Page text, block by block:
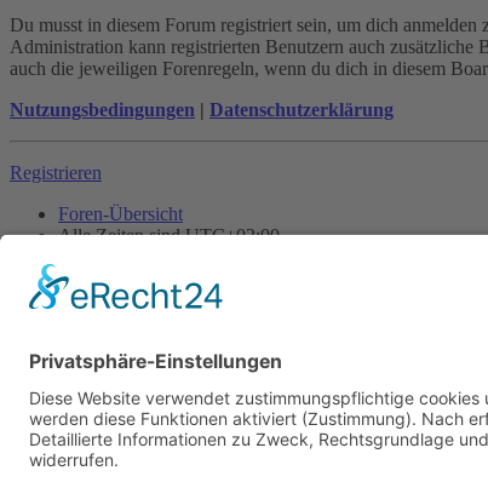
Du musst in diesem Forum registriert sein, um dich
Administration kann registrierten Benutzern auch zusätzliche
auch die jeweiligen Forenregeln, wenn du dich in diesem
Nutzungsbedingungen | Datenschutzerklärung
Registrieren
Foren-Übersicht
Alle Zeiten sindUTC+02:00
Powered byphpBB® Forum Software © phpBB Limited
Datenschutz |Nutzungsbedingungen
Time: 0.008s| Peak Memory Usage: 10.13 MiB | GZIP: Off